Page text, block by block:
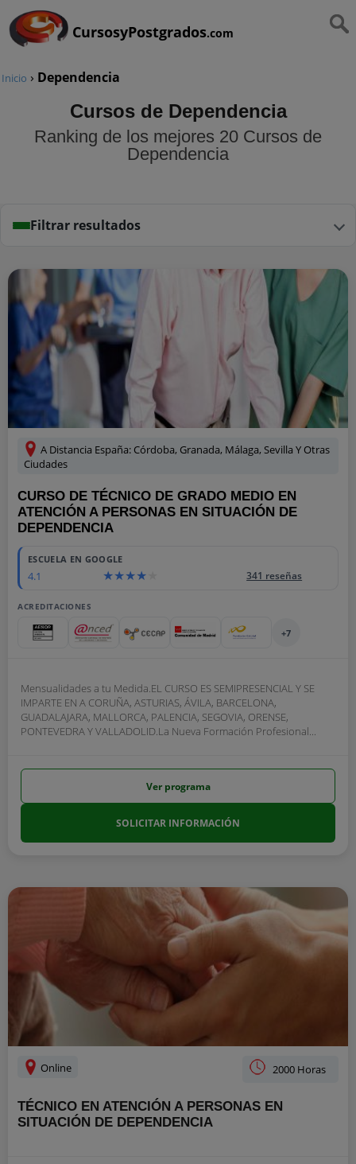
CursosyPostgrados.com
Inicio › Dependencia
Cursos de Dependencia
Ranking de los mejores 20 Cursos de
Dependencia
Filtrar resultados
A Distancia España: Córdoba, Granada, Málaga, Sevilla Y Otras
Ciudades
CURSO DE TÉCNICO DE GRADO MEDIO EN
ATENCIÓN A PERSONAS EN SITUACIÓN DE
DEPENDENCIA
ESCUELA EN GOOGLE
4.1 341 reseñas
ACREDITACIONES
+7
Mensualidades a tu Medida.EL CURSO ES SEMIPRESENCIAL Y SE
IMPARTE EN A CORUÑA, ASTURIAS, ÁVILA, BARCELONA,
GUADALAJARA, MALLORCA, PALENCIA, SEGOVIA, ORENSE,
PONTEVEDRA Y VALLADOLID.La Nueva Formación Profesional...
Ver programa
SOLICITAR INFORMACIÓN
Online 2000 Horas
TÉCNICO EN ATENCIÓN A PERSONAS EN
SITUACIÓN DE DEPENDENCIA